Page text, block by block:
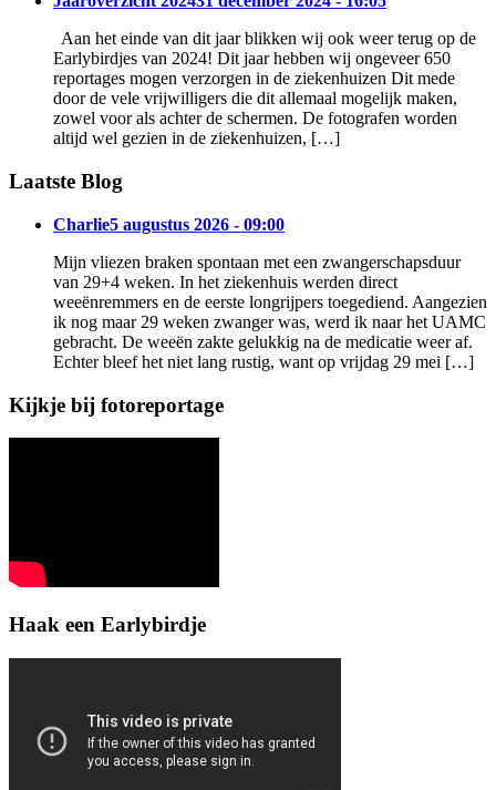
Aan het einde van dit jaar blikken wij ook weer terug op de
Earlybirdjes van 2024! Dit jaar hebben wij ongeveer 650
reportages mogen verzorgen in de ziekenhuizen Dit mede
door de vele vrijwilligers die dit allemaal mogelijk maken,
zowel voor als achter de schermen. De fotografen worden
altijd wel gezien in de ziekenhuizen, […]
Laatste Blog
Charlie5 augustus 2026 - 09:00
Mijn vliezen braken spontaan met een zwangerschapsduur
van 29+4 weken. In het ziekenhuis werden direct
weeënremmers en de eerste longrijpers toegediend. Aangezien
ik nog maar 29 weken zwanger was, werd ik naar het UAMC
gebracht. De weeën zakte gelukkig na de medicatie weer af.
Echter bleef het niet lang rustig, want op vrijdag 29 mei […]
Kijkje bij fotoreportage
Haak een Earlybirdje